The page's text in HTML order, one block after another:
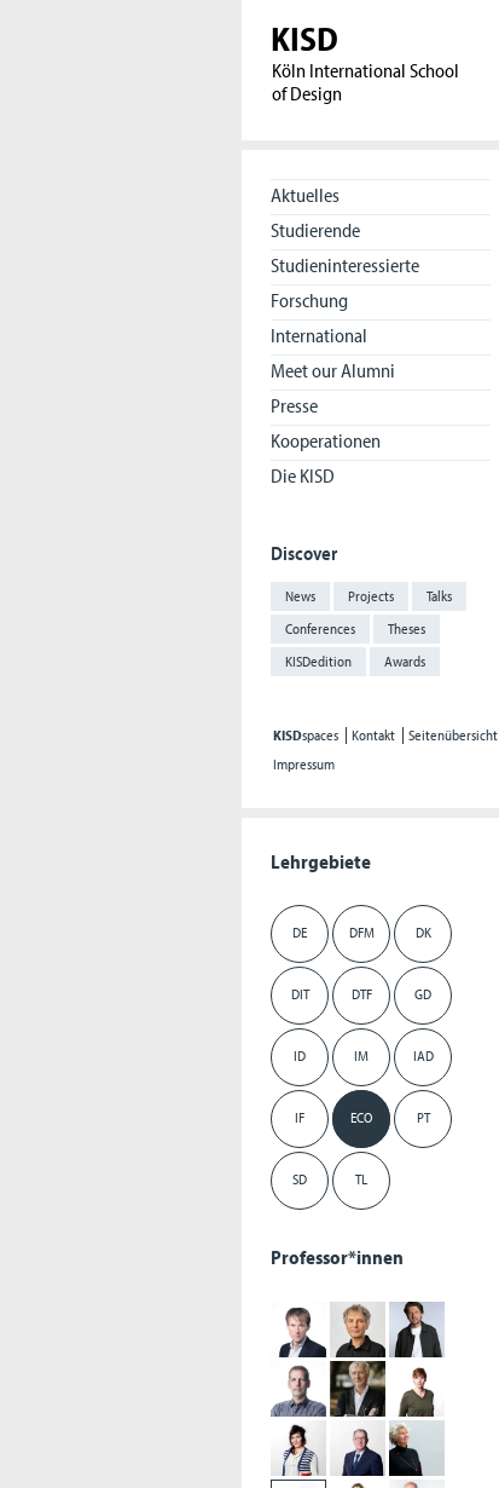
KISD
Köln International School
of Design
Aktuelles
Studierende
Studieninteressierte
Forschung
International
Meet our Alumni
Presse
Kooperationen
Die KISD
Discover
News Projects
Talks
Conferences
Theses
KISDedition
Awards
KISDspaces Kontakt
Seitenübersicht
Impressum
Lehrgebiete
DE DFM DK
DIT DTF GD
ID IM IAD
IF ECO PT
SD TL
Professor*innen